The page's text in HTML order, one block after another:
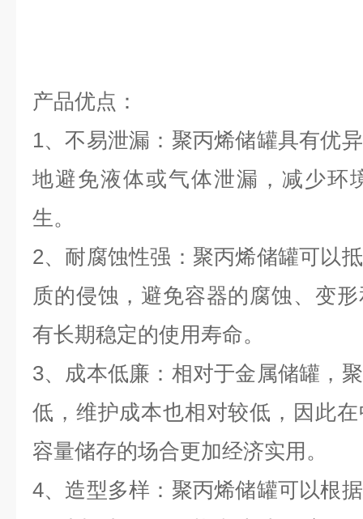
产品优点：
1、不易泄漏：聚丙烯储罐具有优
地避免液体或气体泄漏，减少环
生。
2、耐腐蚀性强：聚丙烯储罐可以
质的侵蚀，避免容器的腐蚀、变
有长期稳定的使用寿命。
3、成本低廉：相对于金属储罐，
低，维护成本也相对较低，因此
容量储存的场合更加经济实用。
4、造型多样：聚丙烯储罐可以根